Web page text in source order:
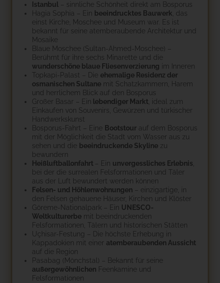
Istanbul
– sinnliche Schönheit direkt am Bosporus
Hagia Sophia – Ein beeindrucktes Bauwerk , das
einst Kirche, Moschee und Museum war. Es ist
bekannt für seine atemberaubende Architektur und
Mosaike
Blaue Moschee (Sultan-Ahmed-Moschee) –
Berühmt für ihre sechs Minarette und die
wunderschöne blaue Fliesenverzierung im Inneren
Topkapi-Palast – Die ehemalige Residenz der
osmanischen Sultane mit Schatzkammern, Harem
und herrlichem Blick auf den Bosporus
Großer Basar – Ein lebendiger Markt , ideal zum
Einkaufen von Souvenirs, Gewürzen und türkischer
Handwerkskunst
Bosporus-Fahrt – Eine Bootstour auf dem Bosporus
mit der Möglichkeit die Stadt vom Wasser aus zu
sehen und die beeindruckende Skyline zu
bewundern
Heißluftballonfahrt – Ein unvergessliches Erlebnis
bei der die surrealen Felsformationen und Täler
aus der Luft bewundert werden können
Felsen- und Höhlenwohnungen – einzigartige, in
den Felsen gehauene Häuser, Kirchen und Klöster
Göreme-Nationalpark – Ein UNESCO-
Weltkulturerbe mit beeindruckenden
Felsformationen, Tälern und historischen Stätten
Uçhisar-Festung – Die höchste Erhebung in
Kappadokien mit einer atemberaubenden Aussicht
auf die Region
Pasabag (Mönchstal) – Bekannt für seine
außergewöhnlichen Feenkamine und
Felsformationen